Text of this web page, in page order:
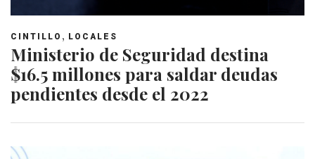
CINTILLO , LOCALES
Ministerio de Seguridad destina
$16.5 millones para saldar deudas
pendientes desde el 2022